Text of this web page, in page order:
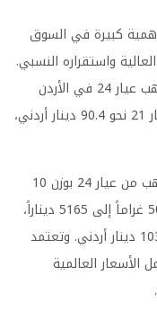
كبيرة في السوق
قيراطاً لقيمته العالية واستقراره النسبي.
ووفقاً للبيانات المحدثة، سجل سعر غرام الذهب عيار 24 في الأردن
اليوم 103.3 دينار أردني، بينما بلغ سعر العيار 21 نحو 90.4 دينار أردني،
على صعيد السبائك، بلغت قيمة سبيكة الذهب من عيار 24 بوزن 10
غرامات 1033 ديناراً، ووصل سعر سبيكة الـ 50 غراماً إلى 5165 ديناراً،
في حين قُدر سعر الكيلوغرام الواحد بـ 103,300 دينار أردني. وتعتمد
العالمية